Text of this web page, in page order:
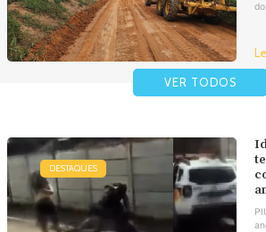
VER TODOS
DESTAQUES